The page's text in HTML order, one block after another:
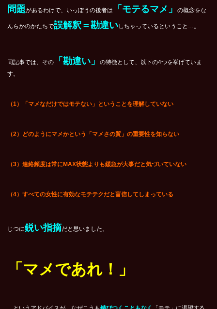
問題があるわけで、いっぽうの後者は 「モテるマメ」 の概念をな
んらかのかたちで誤解釈＝勘違いしちゃっているということ…。
同記事では、その 「勘違い」
の特徴として、以下の4つを挙げていま
す。
（1）「マメなだけではモテない」ということを理解していない
（2）どのようにマメかという「マメさの質」の重要性を知らない
（3）連絡頻度は常にMAX状態よりも緩急が大事だと気づいていない
（4）すべての女性に有効なモテテクだと盲信してしまっている
じつに鋭い指摘だと思いました。
「マメであれ！」